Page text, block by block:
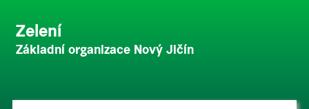
Zelení
Základní organizace Nový Jičín